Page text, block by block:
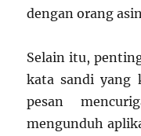
dengan orang
Selain itu,
kata sandi yang
pesan
mengunduh